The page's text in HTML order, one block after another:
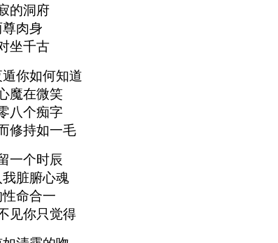
的洞府
肉身
坐千古
你如何知道
魔在微笑
八个痴字
修持如一毛
一个时辰
脏腑心魂
命合一
见你只觉得